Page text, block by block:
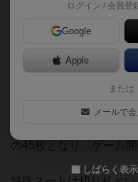
指輪物語のストーリー
各チャプター毎に登場
員で達成するのが目的
の45枚となり、ゲーム
ログイン / 会員登
Google
Apple
または
メールで
しばらく表